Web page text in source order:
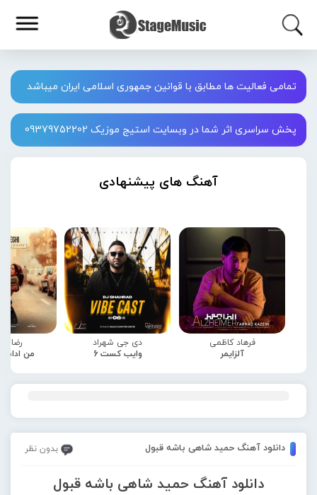
تمامی فعالیت ها مطابق با قوانین جمهوری اسلامی ایران میباشد
پخش سراسری اثر شما در وبسایت استیج موزیک 09379752202
آهنگ های پیشنهادی
فرهاد کاظمی
آلزایمر
دی جی شهراد
وایب کست 6
رضا
من
دانلود آهنگ حمید شاهی باشه قبول بدون نظر
دانلود آهنگ حمید شاهی باشه قبول